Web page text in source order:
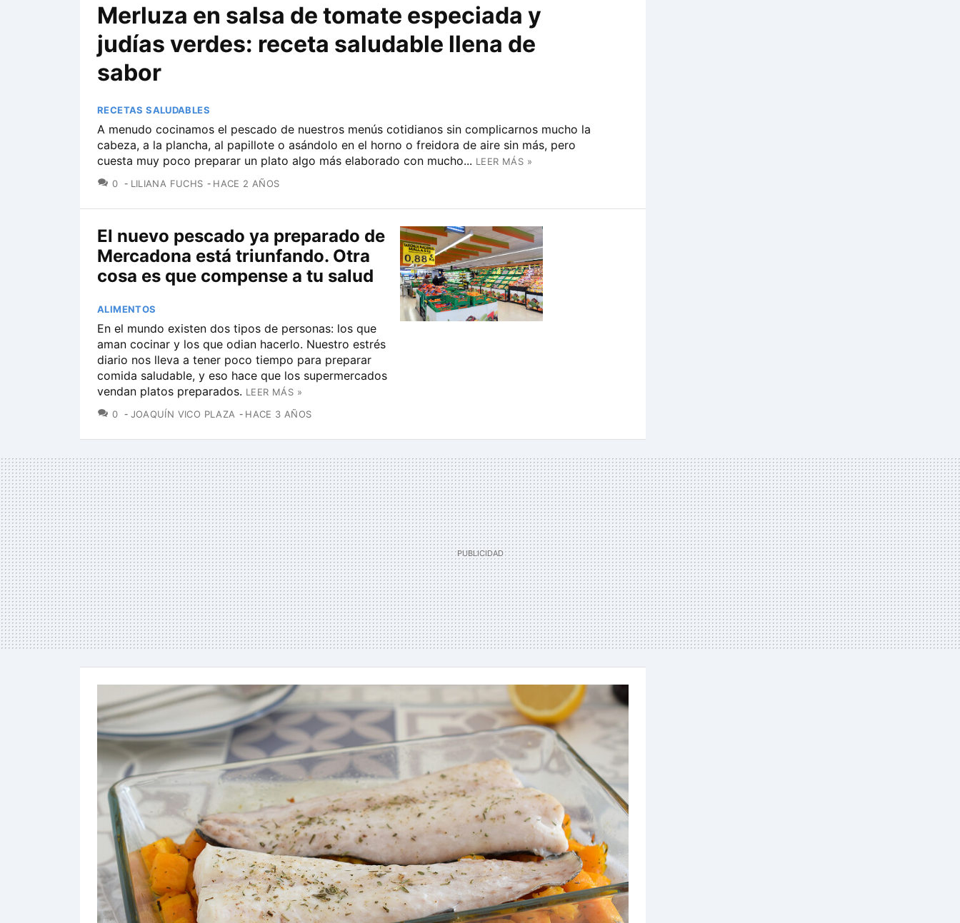
Merluza en salsa de tomate especiada y
judías verdes: receta saludable llena de
sabor
RECETAS SALUDABLES
A menudo cocinamos el pescado de nuestros menús cotidianos sin complicarnos mucho la
cabeza, a la plancha, al papillote o asándolo en el horno o freidora de aire sin más, pero
cuesta muy poco preparar un plato algo más elaborado con mucho... LEER MÁS »
0 COMENTARIOS
LILIANA FUCHS HACE 2 AÑOS
El nuevo pescado ya preparado de
Mercadona está triunfando. Otra
cosa es que compense a tu salud
ALIMENTOS
En el mundo existen dos tipos de personas: los que
aman cocinar y los que odian hacerlo. Nuestro estrés
diario nos lleva a tener poco tiempo para preparar
comida saludable, y eso hace que los supermercados
vendan platos preparados. LEER MÁS »
0 COMENTARIOS
JOAQUÍN VICO PLAZA HACE 3 AÑOS